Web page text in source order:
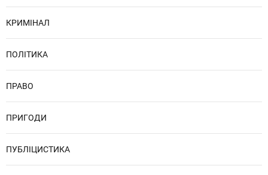
КРИМІНАЛ
ПОЛІТИКА
ПРАВО
ПРИГОДИ
ПУБЛІЦИСТИКА